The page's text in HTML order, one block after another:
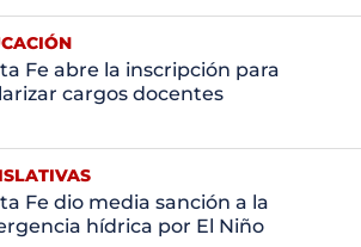
Fe abre la inscripción para
cargos docentes
Fe dio media sanción a la
hídrica por El Niño